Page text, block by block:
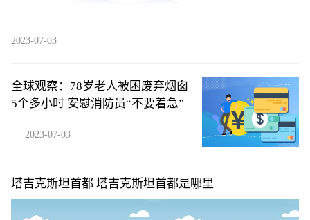
2023-07-03
全球观察：78岁老人被困废弃烟囱
5个多小时 安慰消防员“不要着急”
2023-07-03
塔吉克斯坦首都 塔吉克斯坦首都是哪里